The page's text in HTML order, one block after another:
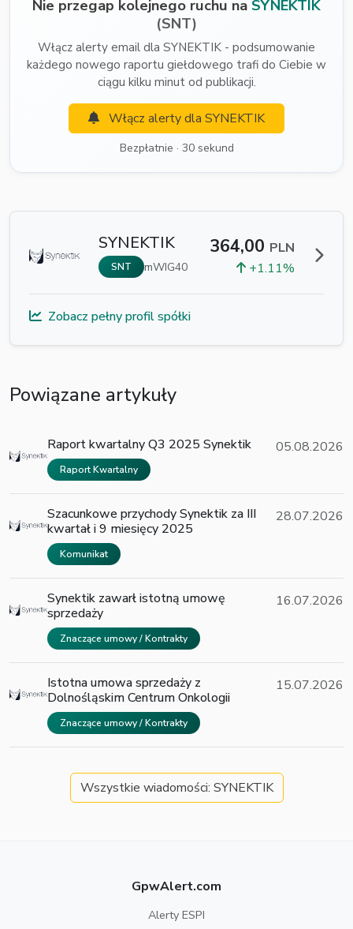
Nie przegap kolejnego ruchu na SYNEKTIK
(SNT)
Włącz alerty email dla SYNEKTIK - podsumowanie
każdego nowego raportu giełdowego trafi do Ciebie w
ciągu kilku minut od publikacji.
Włącz alerty dla SYNEKTIK
Bezpłatnie · 30 sekund
SYNEKTIK
SNT mWIG40
364,00 PLN
+1.11%
Zobacz pełny profil spółki
Powiązane artykuły
Raport kwartalny Q3 2025 Synektik
Raport Kwartalny
05.08.2026
Szacunkowe przychody Synektik za III
kwartał i 9 miesięcy 2025
Komunikat
28.07.2026
Synektik zawarł istotną umowę
sprzedaży
Znaczące umowy / Kontrakty
16.07.2026
Istotna umowa sprzedaży z
Dolnośląskim Centrum Onkologii
Znaczące umowy / Kontrakty
15.07.2026
Wszystkie wiadomości: SYNEKTIK
GpwAlert.com
Alerty ESPI